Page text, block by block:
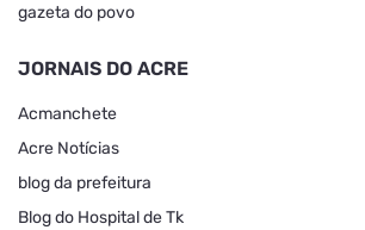
gazeta do povo
JORNAIS DO ACRE
Acmanchete
Acre Notícias
blog da prefeitura
Blog do Hospital de Tk